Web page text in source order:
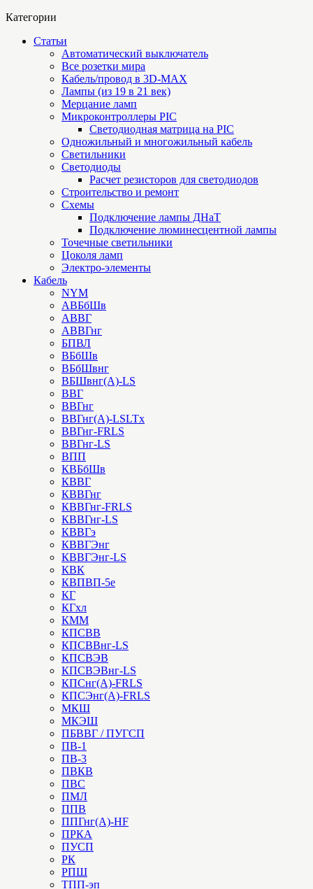
Категории
Статьи
Автоматический выключатель
Все розетки мира
Кабель/провод в 3D-MAX
Лампы (из 19 в 21 век)
Мерцание ламп
Микроконтроллеры PIC
Cветодиодная матрица на PIC
Одножильный и многожильный кабель
Светильники
Светодиоды
Расчет резисторов для светодиодов
Строительство и ремонт
Схемы
Подключение лампы ДНаТ
Подключение люминесцентной лампы
Точечные светильники
Цоколя ламп
Электро-элементы
Кабель
NYM
АВБбШв
АВВГ
АВВГнг
БПВЛ
ВБбШв
ВБбШвнг
ВБШвнг(А)-LS
ВВГ
ВВГнг
ВВГнг(А)-LSLTx
ВВГнг-FRLS
ВВГнг-LS
ВПП
КВБбШв
КВВГ
КВВГнг
КВВГнг-FRLS
КВВГнг-LS
КВВГэ
КВВГЭнг
КВВГЭнг-LS
КВК
КВПВП-5е
КГ
КГхл
КММ
КПСВВ
КПСВВнг-LS
КПСВЭВ
КПСВЭВнг-LS
КПСнг(А)-FRLS
КПСЭнг(А)-FRLS
МКШ
МКЭШ
ПБВВГ / ПУГСП
ПВ-1
ПВ-3
ПВКВ
ПВС
ПМЛ
ППВ
ППГнг(А)-HF
ПРКА
ПУСП
РК
РПШ
ТПП-эп